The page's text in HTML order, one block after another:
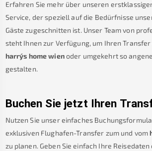
Erfahren Sie mehr über unseren
Service, der speziell auf die Bedürfnisse
Gäste zugeschnitten ist. Unser Team von
steht Ihnen zur Verfügung, um Ihren
harry´s home wienoder umgekehrt so
gestalten.
Buchen Sie jetzt Ihren
Nutzen Sie unser einfaches
exklusiven Flughafen-Transfer zum und vom
zu planen. Geben Sie einfach Ihre